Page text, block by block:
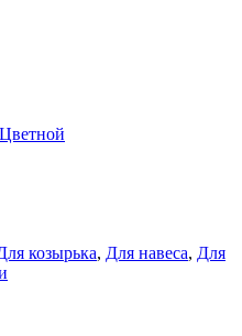
Цветной
козырька, Для навеса, Для